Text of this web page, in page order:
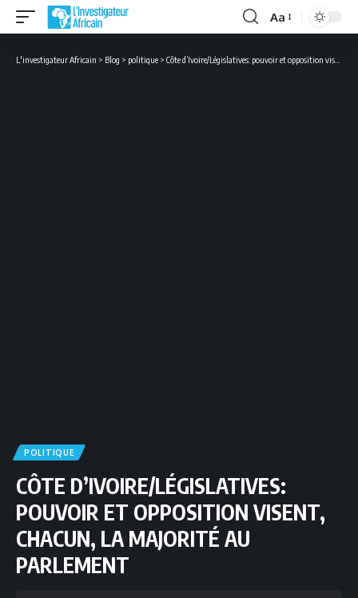
Font
Aa
L'investigateur Africain > Blog > politique > Côte d’Ivoire/Législatives: pouvoir et opposition visent, chacun, la majorité au parlement
POLITIQUE
CÔTE D’IVOIRE/LÉGISLATIVES:
POUVOIR ET OPPOSITION VISENT,
CHACUN, LA MAJORITÉ AU
PARLEMENT